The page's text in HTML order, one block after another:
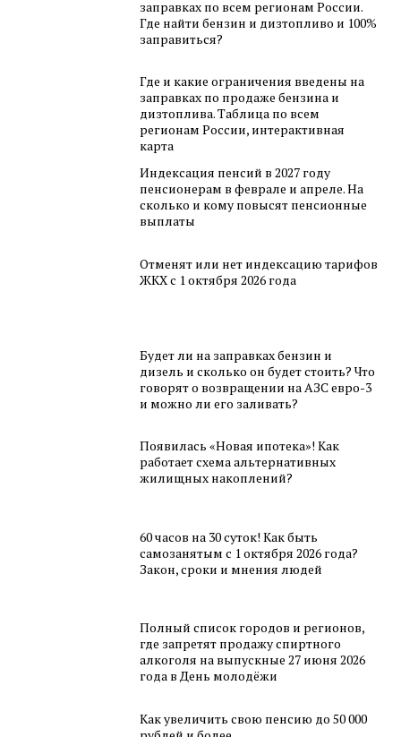
заправках по всем регионам России.
Где найти бензин и дизтопливо и 100%
заправиться?
Где и какие ограничения введены на
заправках по продаже бензина и
дизтоплива. Таблица по всем
регионам России, интерактивная
карта
Индексация пенсий в 2027 году
пенсионерам в феврале и апреле. На
сколько и кому повысят пенсионные
выплаты
Отменят или нет индексацию тарифов
ЖКХ с 1 октября 2026 года
Будет ли на заправках бензин и
дизель и сколько он будет стоить? Что
говорят о возвращении на АЗС евро-3
и можно ли его заливать?
Появилась «Новая ипотека»! Как
работает схема альтернативных
жилищных накоплений?
60 часов на 30 суток! Как быть
самозанятым с 1 октября 2026 года?
Закон, сроки и мнения людей
Полный список городов и регионов,
где запретят продажу спиртного
алкоголя на выпускные 27 июня 2026
года в День молодёжи
Как увеличить свою пенсию до 50 000